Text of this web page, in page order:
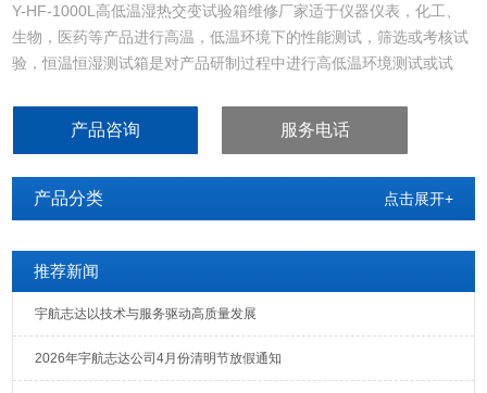
Y-HF-1000L高低温湿热交变试验箱维修厂家适于仪器仪表，化工、
生物，医药等产品进行高温，低温环境下的性能测试，筛选或考核试
验，恒温恒湿测试箱是对产品研制过程中进行高低温环境测试或试
产品咨询 服务电话
产品分类 点击展开+
推荐新闻
宇航志达以技术与服务驱动高质量发展
2026年宇航志达公司4月份清明节放假通知